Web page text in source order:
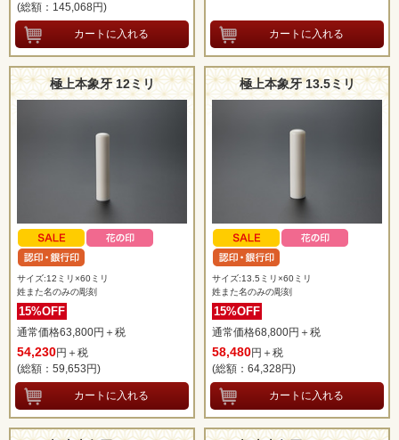
(総額：145,068円)
極上本象牙 12ミリ
サイズ:12ミリ×60ミリ
姓また名のみの彫刻
15%OFF
通常価格63,800円＋税
54,230円＋税
(総額：59,653 円)
極上本象牙 13.5ミリ
サイズ:13.5ミリ×60ミリ
姓また名のみの彫刻
15%OFF
通常価格68,800円＋税
58,480円＋税
(総額：64,328円)